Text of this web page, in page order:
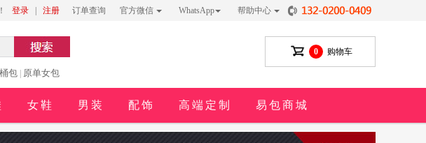
登录 注册 订单查询 官方微信 WhatsApp 帮助中心
包 原单女包
购物车
0
女鞋 男装 配饰 高端定制 易包商城